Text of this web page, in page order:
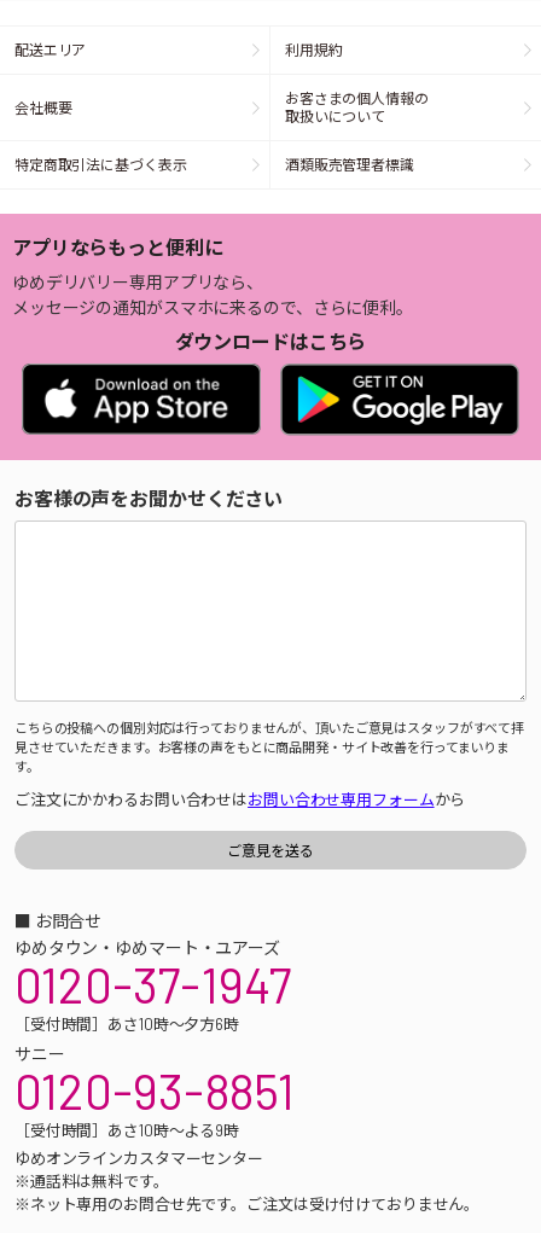
配送エリア 利用規約
会社概要
お客さまの個人情報の
取扱いについて
特定商取引法に基づく表示 酒類販売管理者標識
アプリならもっと便利に
ゆめデリバリー専用アプリなら、
メッセージの通知がスマホに来るので、さらに便利。
ダウンロードはこちら
お客様の声をお聞かせください
こちらの投稿への個別対応は行っておりませんが、頂いたご意見はスタッフがすべて拝
見させていただきます。お客様の声をもとに商品開発・サイト改善を行ってまいりま
す。
ご注文にかかわるお問い合わせはお問い合わせ専用フォームから
■ お問合せ
ゆめタウン・ゆめマート・ユアーズ
0120-37-1947
［受付時間］あさ10時～夕方6時
サニー
0120-93-8851
［受付時間］あさ10時～よる9時
ゆめオンラインカスタマーセンター
※通話料は無料です。
※ネット専用のお問合せ先です。ご注文は受け付けておりません。